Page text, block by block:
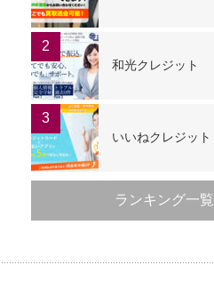
2
和光クレジット
3
いいねクレジット
ランキング一覧